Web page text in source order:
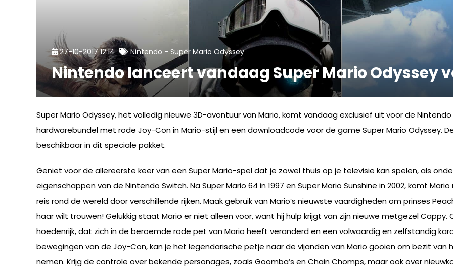
27-10-2017 12:14 Nintendo - Super Mario Odyssey
Nintendo lanceert vandaag Super Mario Odyssey
Super Mario Odyssey, het volledig nieuwe 3D-avontuur van Mario, komt vandaag exclusief uit voor de Nintendo
hardwarebundel met rode Joy-Con in Mario-stijl en een downloadcode voor de game Super Mario Odyssey.
beschikbaar in dit speciale pakket.
Geniet voor de allereerste keer van een Super Mario-spel dat je zowel thuis op je televisie kan spelen, als
eigenschappen van de Nintendo Switch. Na Super Mario 64 in 1997 en Super Mario Sunshine in 2002, komt
reis rond de wereld door verschillende rijken. Maak gebruik van Mario’s nieuwste vaardigheden om prinses
haar wilt trouwen! Gelukkig staat Mario er niet alleen voor, want hij hulp krijgt van zijn nieuwe metgezel
hoedenrijk, dat zich in de beroemde rode pet van Mario heeft veranderd en een volwaardig en zelfstandig
bewegingen van de Joy-Con, kan je het legendarische petje naar de vijanden van Mario gooien om bezit
nemen. Krijg de controle over bekende personages, zoals Goomba’s en Chain Chomps, maar ook over